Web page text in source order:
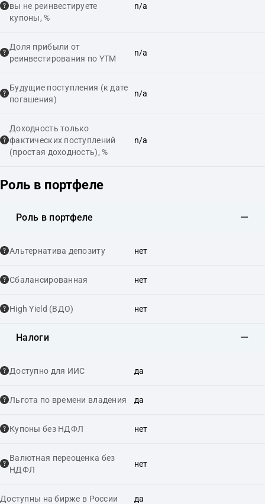
вы не реинвестируете
купоны, %
n/a
Доля прибыли от
реинвестирования по YTM
n/a
Будущие поступления (к дате
погашения)
n/a
Доходность только
фактических поступлений
(простая доходность), %
n/a
Роль в портфеле
Роль в портфеле
Альтернатива депозиту нет
Сбалансированная нет
High Yield (ВДО) нет
Налоги
Доступно для ИИС да
Льгота по времени владения да
Купоны без НДФЛ нет
Валютная переоценка без
НДФЛ
нет
Доступны на бирже в России да